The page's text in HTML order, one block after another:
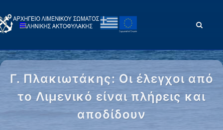
Γ. Πλακιωτάκης: Οι έλεγχοι από
το Λιμενικό είναι πλήρεις και
αποδίδουν